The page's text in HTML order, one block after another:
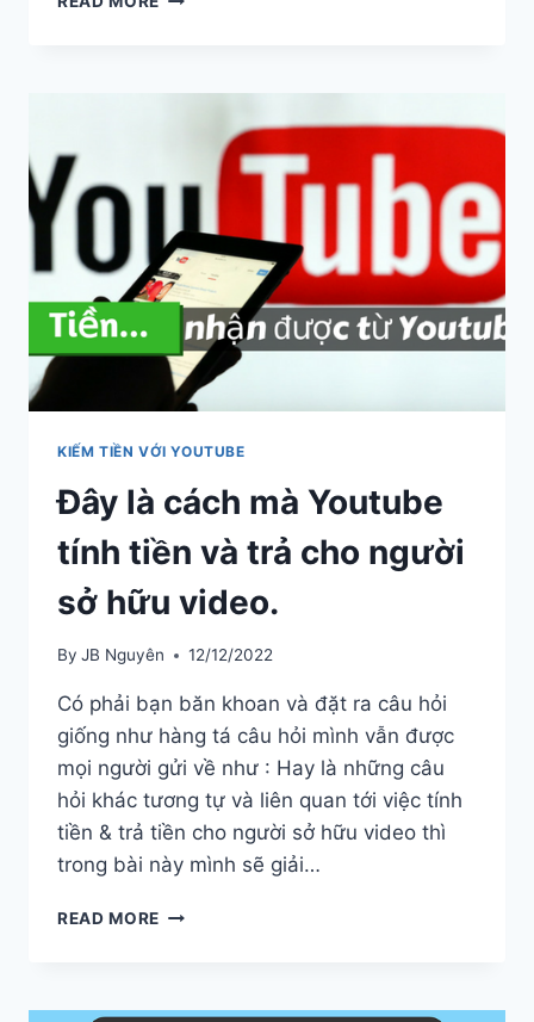
RA
YOUTUBE
NÀO?
KIẾM TIỀN VỚI YOUTUBE
Đây là cách mà Youtube
tính tiền và trả cho người
sở hữu video.
By JB Nguyên 12/12/2022
Có phải bạn băn khoan và đặt ra câu hỏi
giống như hàng tá câu hỏi mình vẫn được
mọi người gửi về như : Hay là những câu
hỏi khác tương tự và liên quan tới việc tính
tiền & trả tiền cho người sở hữu video thì
trong bài này mình sẽ giải…
READ MORE ĐÂY
YOUTUBE